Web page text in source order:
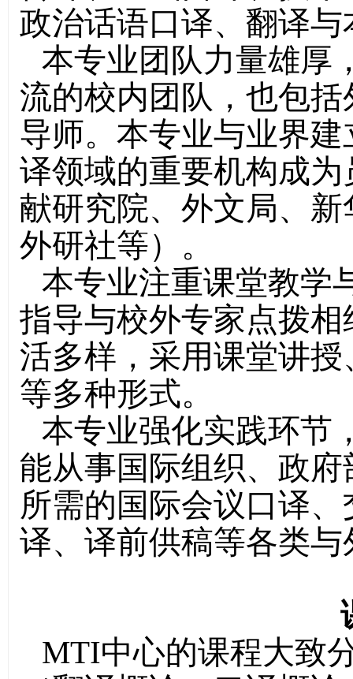
政治话语口译、翻译
本专业团队力量雄厚
流的校内团队，也包
导师。本专业与业界
译领域的重要机构成
献研究院、外文局、
外研社等）。
本专业注重课堂教学
指导与校外专家点拨
活多样，采用课堂讲
等多种形式。
本专业强化实践环节
能从事国际组织、政
所需的国际会议口译
译、译前供稿等各类
MTI中心的课程大致